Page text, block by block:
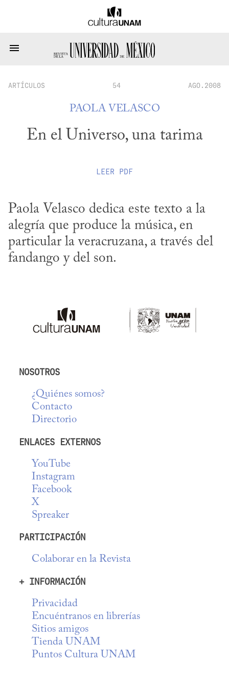
ARTÍCULOS 54 AGO.2008
PAOLA VELASCO
En el Universo, una tarima
LEER PDF
Paola Velasco dedica este texto a la
alegría que produce la música, en
particular la veracruzana, a través del
fandango y del son.
NOSOTROS
¿Quiénes somos?
Contacto
Directorio
ENLACES EXTERNOS
YouTube
Instagram
Facebook
X
Spreaker
PARTICIPACIÓN
Colaborar en la Revista
+ INFORMACIÓN
Privacidad
Encuéntranos en librerías
Sitios amigos
Tienda UNAM
Puntos Cultura UNAM